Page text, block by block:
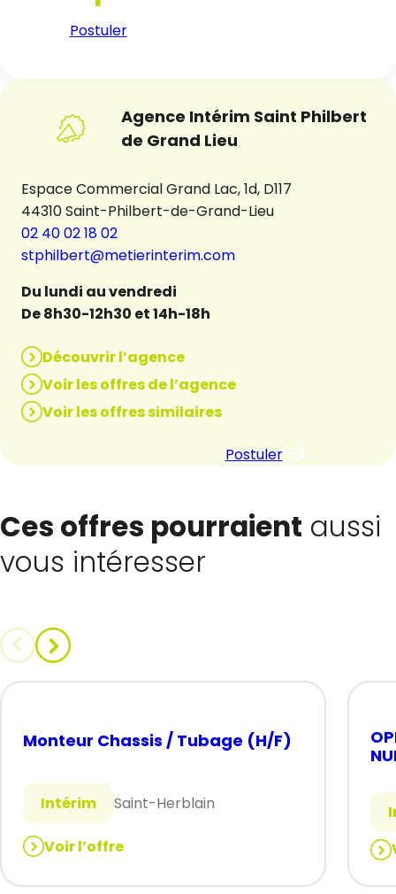
Postuler
Agence Intérim Saint Philbert
de Grand Lieu
Espace Commercial Grand Lac, 1d, D117
44310 Saint-Philbert-de-Grand-Lieu
02 40 02 18 02
stphilbert@metierinterim.com
Du lundi au vendredi
De 8h30-12h30 et 14h-18h
Découvrir l’agence
Voir les offres de l’agence
Voir les offres similaires
Postuler
Ces offres pourraient aussi
vous intéresser
Monteur Chassis / Tubage (H/F)
Intérim Saint-Herblain
Voir l’offre
:
: